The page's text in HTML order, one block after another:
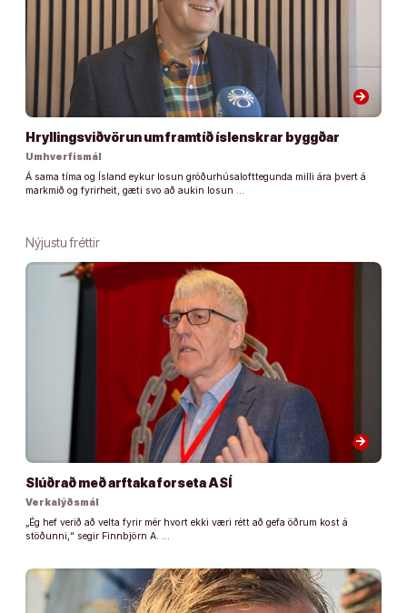
arrow_forward
Hryllingsviðvörun um framtíð íslenskrar byggðar
Umhverfismál
Á sama tíma og Ísland eykur losun gróðurhúsalofttegunda milli ára þvert á
markmið og fyrirheit, gæti svo að aukin losun …
Nýjustu fréttir
arrow_forward
Slúðrað með arftaka forseta ASÍ
Verkalýðsmál
„Ég hef verið að velta fyrir mér hvort ekki væri rétt að gefa öðrum kost á
stöðunni,“ segir Finnbjörn A. …